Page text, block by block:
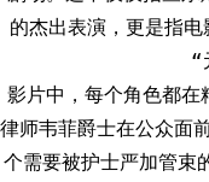
的杰出表演，更是指
“
影片中，每个角色都
律师韦菲爵士在公众面
个需要被护士严加管束